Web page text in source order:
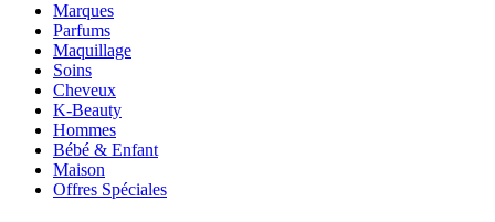
Marques
Parfums
Maquillage
Soins
Cheveux
K-Beauty
Hommes
Bébé & Enfant
Maison
Offres Spéciales